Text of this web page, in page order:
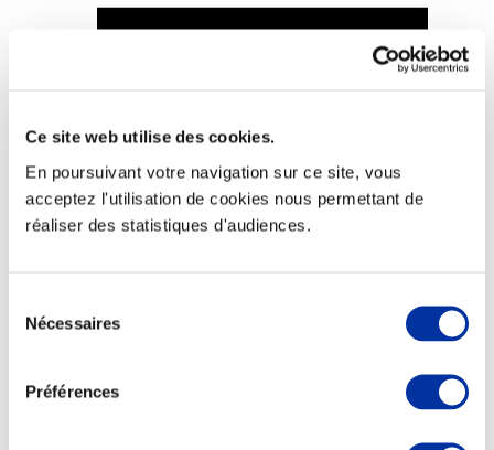
Ce site web utilise des cookies.
En poursuivant votre navigation sur ce site, vous
acceptez l'utilisation de cookies nous permettant de
réaliser des statistiques d'audiences.
Nécessaires
Préférences
Viande et climat
Autonomie des élevages
Qualité air, eau, sols
Evaluation environnementale